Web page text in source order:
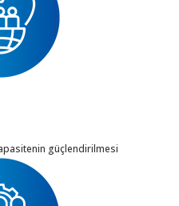
güçlendirilmesi